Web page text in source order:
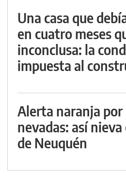
Una casa que
en cuatro meses
inconclusa: la
impuesta al
Alerta naranja
nevadas: así
de Neuquén